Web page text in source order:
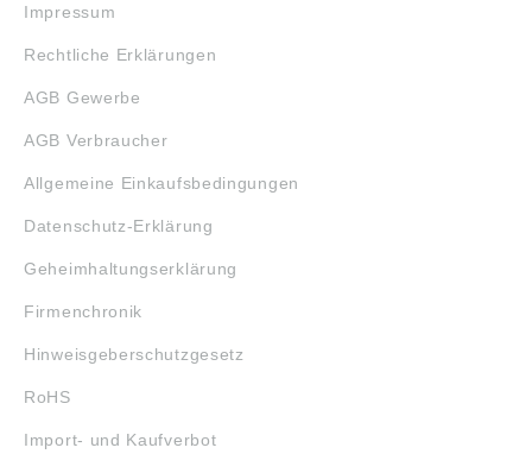
Impressum
Rechtliche Erklärungen
AGB Gewerbe
AGB Verbraucher
Allgemeine Einkaufsbedingungen
Datenschutz-Erklärung
Geheimhaltungserklärung
Firmenchronik
Hinweisgeberschutzgesetz
RoHS
Import- und Kaufverbot